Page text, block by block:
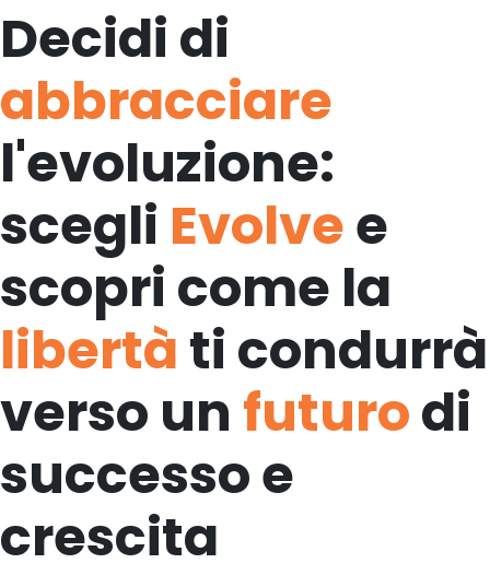
Decidi di
abbracciare
l'evoluzione:
scegli Evolvee
scopri come la
libertàti condurrà
verso un futurodi
successo e
crescita